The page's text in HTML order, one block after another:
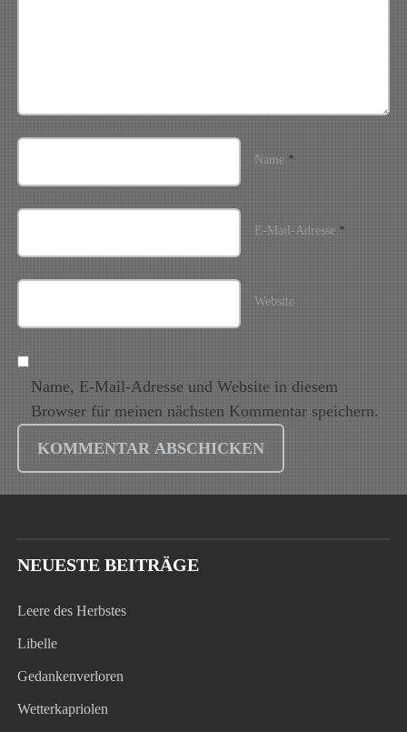
Name*
E-Mail-Adresse*
Website
Name, E-Mail-Adresse und Website in diesem
Browser für meinen nächsten Kommentar speichern.
NEUESTE BEITRÄGE
Leere des Herbstes
Libelle
Gedankenverloren
Wetterkapriolen